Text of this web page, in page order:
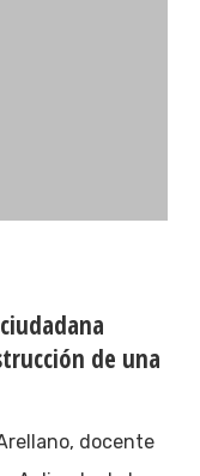
de una
docente